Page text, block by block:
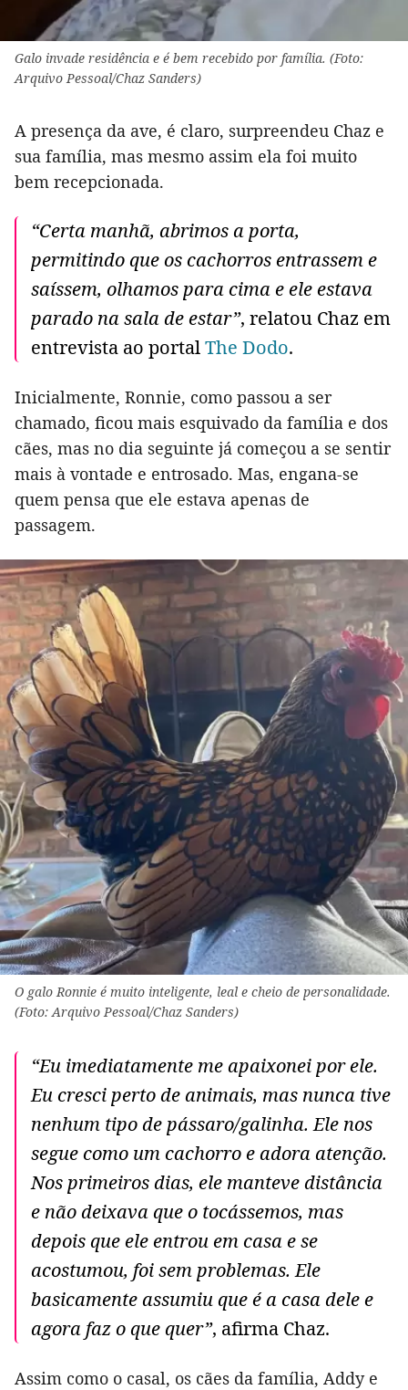
Galo invade residência e é bem recebido por família. (Foto:
Arquivo Pessoal/Chaz Sanders)
A presença da ave, é claro, surpreendeu Chaz e
sua família, mas mesmo assim ela foi muito
bem recepcionada.
“Certa manhã, abrimos a porta,
permitindo que os cachorros entrassem e
saíssem, olhamos para cima e ele estava
parado na sala de estar”, relatou Chaz em
entrevista ao portalThe Dodo.
Inicialmente, Ronnie, como passou a ser
chamado, ficou mais esquivado da família e dos
cães, mas no dia seguinte já começou a se sentir
mais à vontade e entrosado. Mas, engana-se
quem pensa que ele estava apenas de
passagem.
O galo Ronnie é muito inteligente, leal e cheio de personalidade.
(Foto: Arquivo Pessoal/Chaz Sanders)
“Eu imediatamente me apaixonei por ele.
Eu cresci perto de animais, mas nunca tive
nenhum tipo de pássaro/galinha. Ele nos
segue como um cachorro e adora atenção.
Nos primeiros dias, ele manteve distância
e não deixava que o tocássemos, mas
depois que ele entrou em casa e se
acostumou, foi sem problemas. Ele
basicamente assumiu que é a casa dele e
agora faz o que quer”, afirma Chaz.
Assim como o casal, os cães da família, Addy e